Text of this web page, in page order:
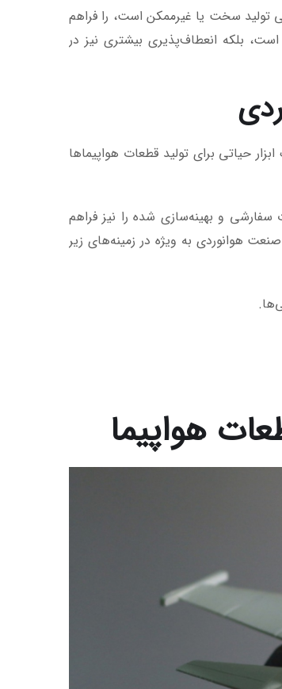
تولید سخت یا غیرممکن است، را فراهم
بلکه انعطاف‌پذیری بیشتری نیز در
حیاتی برای تولید قطعات هواپیماها
سفارشی و بهینه‌سازی شده را نیز فراهم
هوانوردی به ویژه در زمینه‌های زیر